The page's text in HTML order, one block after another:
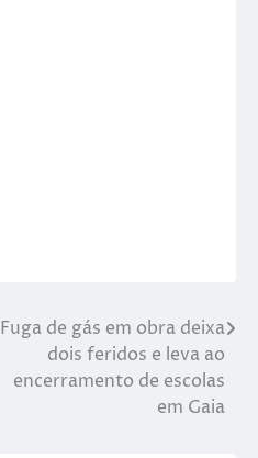
Fuga de gás em obra deixa
dois feridos e leva ao
encerramento de escolas
em Gaia